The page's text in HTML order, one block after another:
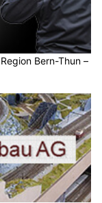
Bern-Thun –